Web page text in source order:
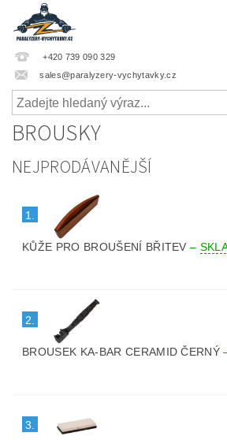
+420 739 090 329
sales@paralyzery-vychytavky.cz
BROUSKY
NEJPRODÁVANĚJŠÍ
1.
KŮŽE PRO BROUŠENÍ BŘITEV–
2.
BROUSEK KA-BAR CERAMID ČERNÝ
3.